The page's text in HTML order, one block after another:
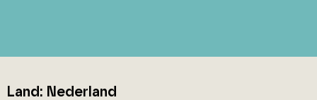
Land: Nederland